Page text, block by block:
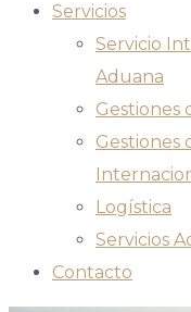
Servicios
Servicio
Aduana
Gestiones
Gestiones
Logística
Servicios
Contacto